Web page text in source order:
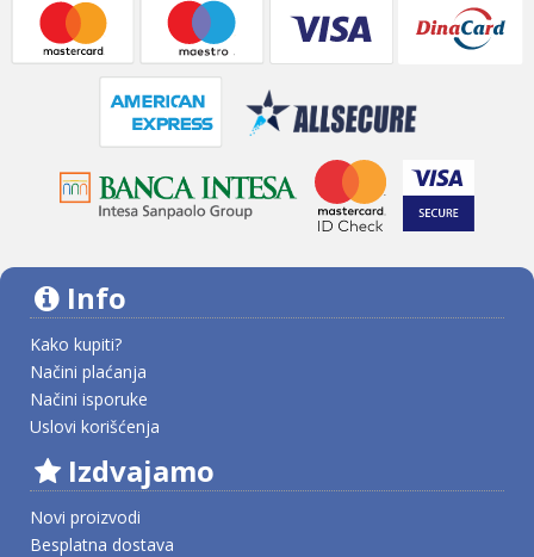
Info
Kako kupiti?
Načini plaćanja
Načini isporuke
Uslovi korišćenja
Izdvajamo
Novi proizvodi
Besplatna dostava